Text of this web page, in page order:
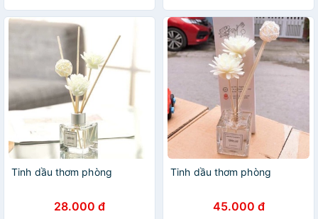
Tinh dầu thơm phòng
28.000 đ
Tinh dầu thơm phòng
45.000 đ